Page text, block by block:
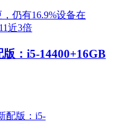
：i5-14400+16GB